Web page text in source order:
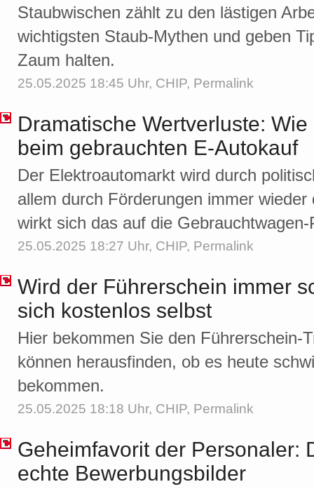
Staubwischen zählt zu den lästigen
wichtigsten Staub-Mythen und geben
Zaum halten.
25.05.2025 18:45 Uhr, CHIP, Permalink
Dramatische Wertverluste:
beim gebrauchten E-Autokauf
Der Elektroautomarkt wird durch
allem durch Förderungen immer
wirkt sich das auf die
25.05.2025 18:27 Uhr, CHIP, Permalink
Wird der Führerschein immer
sich kostenlos selbst
Hier bekommen Sie den Führerschein-
können herausfinden, ob es heute
bekommen.
25.05.2025 18:18 Uhr, CHIP, Permalink
Geheimfavorit der Personaler:
echte Bewerbungsbilder